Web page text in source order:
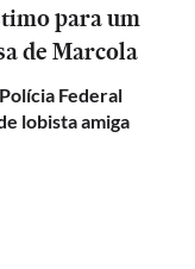
para um
de Marcola
Federal
lobista amiga